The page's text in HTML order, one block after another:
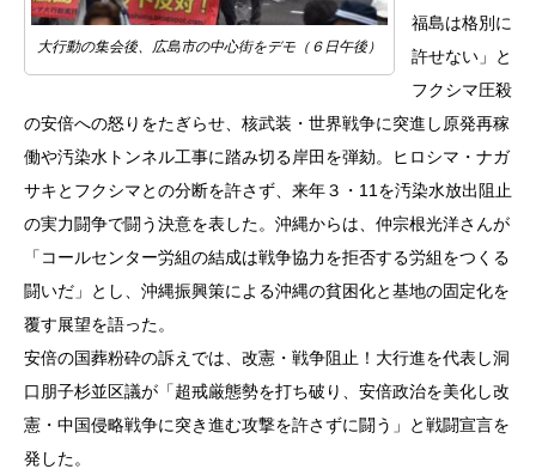
大行動の集会後、広島市の中心街をデモ（６日午後）
福島は格別に
許せない」と
フクシマ圧殺
の安倍への怒りをたぎらせ、核武装・世界戦争に突進し原発再稼
働や汚染水トンネル工事に踏み切る岸田を弾劾。ヒロシマ・ナガ
サキとフクシマとの分断を許さず、来年３・11を汚染水放出阻止
の実力闘争で闘う決意を表した。沖縄からは、仲宗根光洋さんが
「コールセンター労組の結成は戦争協力を拒否する労組をつくる
闘いだ」とし、沖縄振興策による沖縄の貧困化と基地の固定化を
覆す展望を語った。
安倍の国葬粉砕の訴えでは、改憲・戦争阻止！大行進を代表し洞
口朋子杉並区議が「超戒厳態勢を打ち破り、安倍政治を美化し改
憲・中国侵略戦争に突き進む攻撃を許さずに闘う」と戦闘宣言を
発した。